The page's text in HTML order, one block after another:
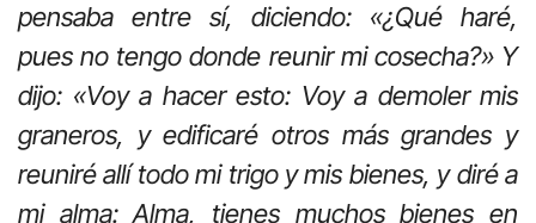
pensaba entre sí, diciendo: «¿Qué haré,
pues no tengo donde reunir mi cosecha?» Y
dijo: «Voy a hacer esto: Voy a demoler mis
graneros, y edificaré otros más grandes y
reuniré allí todo mi trigo y mis bienes, y diré a
mi alma: Alma, tienes muchos bienes en